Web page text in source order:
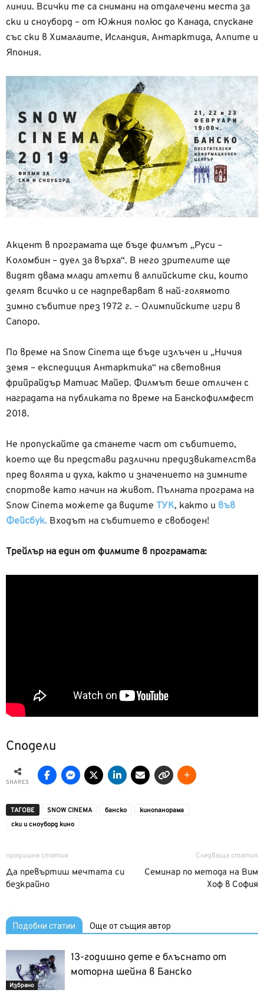
линии. Всички те са снимани на отдалечени места за
ски и сноуборд – от Южния полюс до Канада, спускане
със ски в Хималаите, Исландия, Антарктида, Алпите и
Япония.
Акцент в програмата ще бъде филмът „Руси –
Коломбин – дуел за върха“. В него зрителите ще
видят двама млади атлети в алпийските ски, които
делят всичко и се надпреварват в най-голямото
зимно събитие през 1972 г. – Олимпийските игри в
Сапоро.
По време на Snow Cinema ще бъде излъчен и „Ничия
земя – експедиция Антарктика“ на световния
фрийрайдър Матиас Майер. Филмът беше отличен с
наградата на публиката по време на Банскофилмфест
2018.
Не пропускайте да станете част от събитието,
което ще ви представи различни предизвикателства
пред волята и духа, както и значението на зимните
спортове като начин на живот. Пълната програма на
Snow Cinema можете да видите ТУК, както и във
Фейсбук. Входът на събитието е свободен!
Трейлър на един от филмите в програмата:
Сподели
SHARES
ТАГОВЕ SNOW CINEMA банско
кинопанорама
ски и сноуборд кино
предишна статия
Да превъртиш мечтата си
безкрайно
Следваща статия
Семинар по метода на Вим
Хоф в София
Подобни статии Още от същия автор
Избрано
13-годишно дете е блъснато от
моторна шейна в Банско